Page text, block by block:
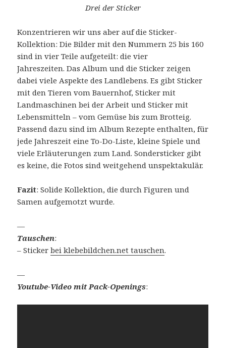
Drei der Sticker
Konzentrieren wir uns aber auf die Sticker-
Kollektion: Die Bilder mit den Nummern 25 bis 160
sind in vier Teile aufgeteilt: die vier
Jahreszeiten. Das Album und die Sticker zeigen
dabei viele Aspekte des Landlebens. Es gibt Sticker
mit den Tieren vom Bauernhof, Sticker mit
Landmaschinen bei der Arbeit und Sticker mit
Lebensmitteln – vom Gemüse bis zum Brotteig.
Passend dazu sind im Album Rezepte enthalten, für
jede Jahreszeit eine To-Do-Liste, kleine Spiele und
viele Erläuterungen zum Land. Sondersticker gibt
es keine, die Fotos sind weitgehend unspektakulär.
Fazit: Solide Kollektion, die durch Figuren und
Samen aufgemotzt wurde.
—
Tauschen:
– Stickerbei klebebildchen.net tauschen.
—
Youtube-Video mit Pack-Openings: